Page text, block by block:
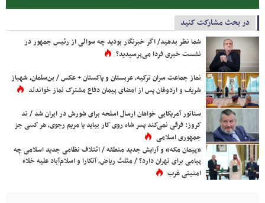
در بحث مشارکت کنید
شما نظر بدهید/ اگر خبرنگار بودید چه سوالی از رئیس جمهور در
نشست خبری فردا می‌پرسیدید؟
نماز جماعت سران ترکیه، عربستان و پاکستان + عکس / بن‌سلمان، شهباز
شریف و اردوغان پس از امضای پیمان دفاع مشترک نماز خواندند
سناتور آمریکایی خواهان ارسال اسلحه برای شورش در ایران شد / تد
کروز: فرقی نمی‌کند پسر شاه روی کار بیاید یا مریم رجوی، هر کسی جز
جمهوری اسلامی
«پیمان مکه» و آرایش جدید منطقه / ائتلاف نظامی جدید اسلامی چه
پیامی برای تهران دارد؟ / مثلث ریاض، آنکارا و اسلام‌آباد علیه خلاء
امنیتی غرب